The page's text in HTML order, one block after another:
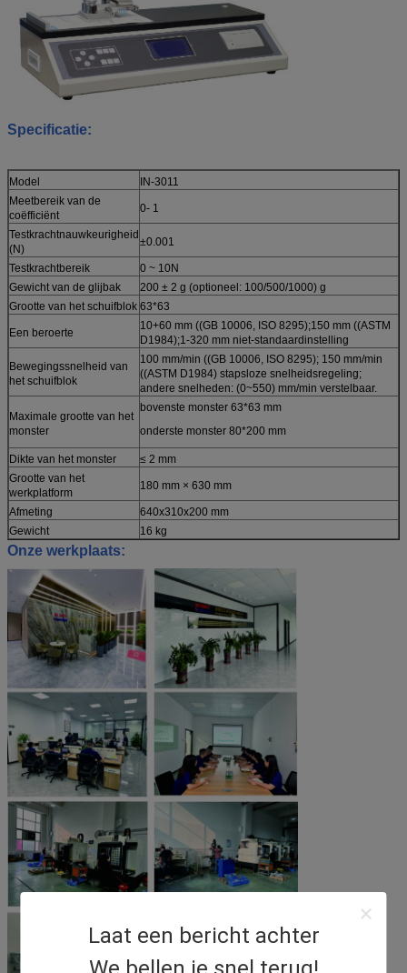
Laat een bericht achter
Specificatie:
Model
IN-3011
Meetbereik van de
coëfficiënt
0- 1
Testkrachtnauwkeurigheid
(N)
±0.001
Testkrachtbereik
0 ~ 10N
Gewicht van de glijbak
200 ± 2 g (optioneel: 100/500/1000) g
Grootte van het schuifblok 63*63
Een beroerte
10+60 mm ((GB 10006, ISO 8295);150 mm ((ASTM
D1984);1-320 mm niet-standaardinstelling
Bewegingssnelheid van
het schuifblok
100 mm/min ((GB 10006, ISO 8295); 150 mm/min
((ASTM D1984) stapsloze snelheidsregeling;
andere snelheden: (0~550) mm/min verstelbaar.
Maximale grootte van het
monster
bovenste monster 63*63 mm
onderste monster 80*200 mm
Dikte van het monster
≤ 2 mm
Grootte van het
werkplatform
180 mm × 630 mm
Afmeting
640x310x200 mm
Gewicht
16 kg
Onze werkplaats: